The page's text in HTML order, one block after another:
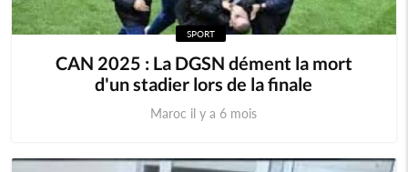
SPORT
CAN 2025 : La DGSN dément la mort
d'un stadier lors de la finale
Maroc il y a 6 mois